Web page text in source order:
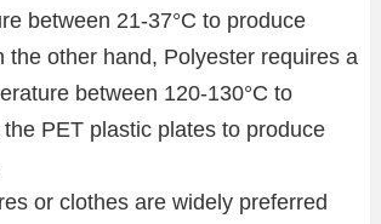
between 21-37°C to produce
the other hand, Polyester requires a
between 120-130°C to
PET plastic plates to produce
or clothes are widely preferred